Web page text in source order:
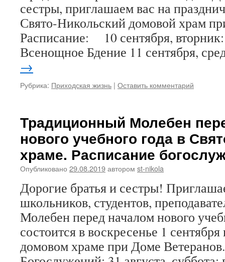
сестры, приглашаем вас на
Свято-Никольский домовой храм
Расписание: 10 сентября,
Всенощное Бдение 11 сентября,
→
Рубрика: Приходская жизнь | Оставить комментарий
Традиционный Молебен
нового учебного года в
храме. Расписание
Опубликовано 29.08.2019автором st-nikola
Дорогие братья и сестры!
школьников, студентов,
Молебен перед началом нового
состоится в воскресенье 1
домовом храме при Доме